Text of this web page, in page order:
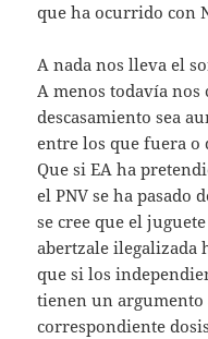
que ha ocurrido con
A nada nos lleva el
A menos todavía
descasamiento sea
entre los que fuera
Que si EA ha
el PNV se ha pasado
se cree que el
abertzale ilegalizada
que si los
tienen un
correspondiente